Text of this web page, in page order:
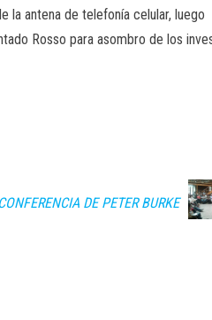
la antena de telefonía celular,
Rosso para asombro de los
DE PETER BURKE